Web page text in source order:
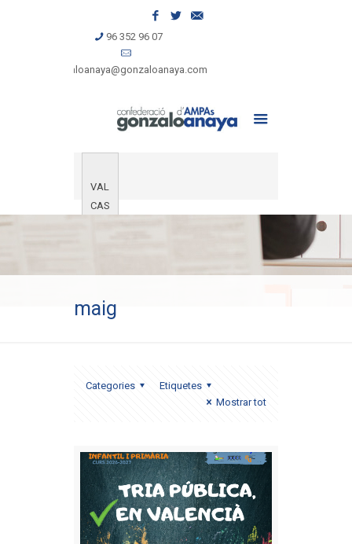
96 352 96 07
gonzaloanaya@gonzaloanaya.com
VAL
CAS
maig
Categories
Etiquetes
Mostrar tot